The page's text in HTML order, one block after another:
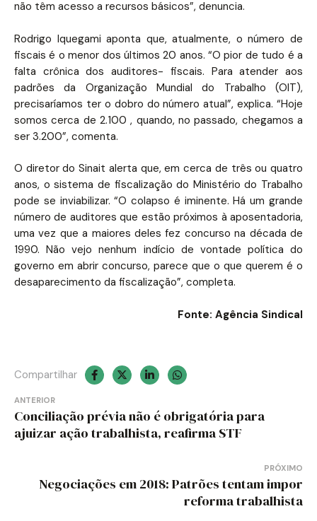
não têm acesso a recursos básicos”, denuncia.
Rodrigo Iquegami aponta que, atualmente, o número de
fiscais é o menor dos últimos 20 anos. “O pior de tudo é a
falta crônica dos auditores- fiscais. Para atender aos
padrões da Organização Mundial do Trabalho (OIT),
precisaríamos ter o dobro do número atual”, explica. “Hoje
somos cerca de 2.100 , quando, no passado, chegamos a
ser 3.200”, comenta.
O diretor do Sinait alerta que, em cerca de três ou quatro
anos, o sistema de fiscalização do Ministério do Trabalho
pode se inviabilizar. “O colapso é iminente. Há um grande
número de auditores que estão próximos à aposentadoria,
uma vez que a maiores deles fez concurso na década de
1990. Não vejo nenhum indício de vontade política do
governo em abrir concurso, parece que o que querem é o
desaparecimento da fiscalização”, completa.
Fonte: Agência Sindical
Compartilhar
Navegação
de
ANTERIOR
Conciliação prévia não é obrigatória para
ajuizar ação trabalhista, reafirma STF
PRÓXIMO
Negociações em 2018: Patrões tentam impor
reforma trabalhista